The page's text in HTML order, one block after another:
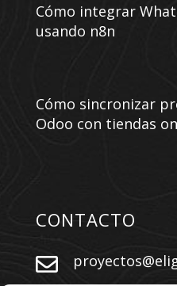
Cómo integrar
usando n8n
Cómo sincronizar
Odoo con tiendas
CONTACTO
